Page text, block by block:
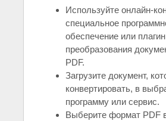
Используйте онлайн-
специальное
обеспечение или
преобразования
PDF.
Загрузите документ,
конвертировать, в
программу или сервис.
Выберите формат PDF